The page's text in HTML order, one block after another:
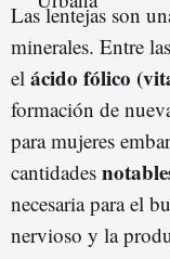
Las lentejas son
minerales. Entre
el ácido fólico
formación de
para mujeres
cantidades
necesaria para el
nervioso y la